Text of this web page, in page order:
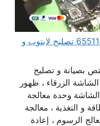
مهندس كمبيوتر النويصيب 65511033 تصليح لابتوب و
بصيانة و تصليح
الزرقاء ، ظهور
وحدة معالجة
و التغذية ، معالجة
الرسوم ، إعادة